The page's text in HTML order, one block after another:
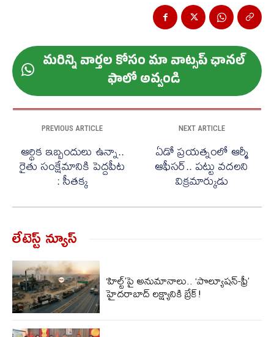
మ‌రిన్ని వార్త‌ల కోసం మా వాట్స‌ప్ ఛాన‌ల్
ఫాలో అవ్వండి
PREVIOUS ARTICLE
ఆర్థిక ఇబ్బందులు ఉన్నా..
రైతు సంక్షేమానికి పెద్దపీట
: సీతక్క
NEXT ARTICLE
ఏడో ప్రయత్నంలో ఆర్మీ
ఆఫీసర్.. పట్టు వదలని
విక్రమార్కుడు
లేటెస్ట్ న్యూస్‌
‘హిల్ట్‌’పై అనుమానాలు.. ‘పొల్యూషన్-ఫ్రీ’
హైదరాబాద్ లక్ష్యానికి బ్రేక్!